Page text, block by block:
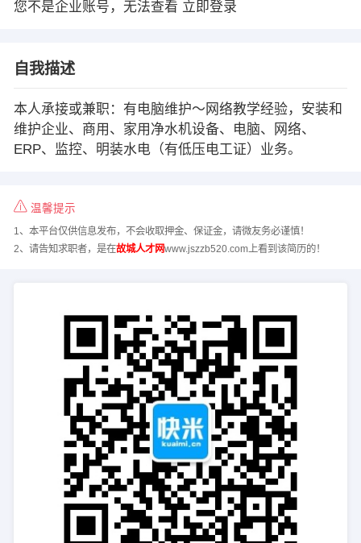
您不是企业账号，无法查看 立即登录
自我描述
本人承接或兼职：有电脑维护～网络教学经验，安装和
维护企业、商用、家用净水机设备、电脑、网络、
ERP、监控、明装水电（有低压电工证）业务。
温馨提示
1、本平台仅供信息发布，不会收取押金、保证金，请微友务必谨慎！
2、请告知求职者，是在故城人才网www.jszzb520.com上看到该简历的！